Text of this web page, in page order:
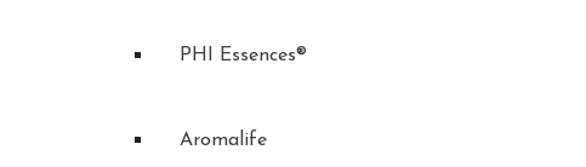
PHI Essences®
Aromalife